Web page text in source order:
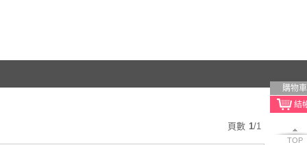
購物車
TOP
頁數 1/1